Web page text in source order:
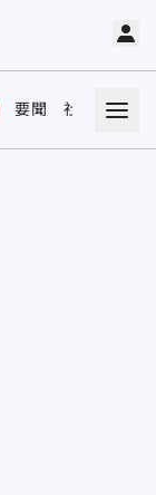
要聞 社會 娛樂